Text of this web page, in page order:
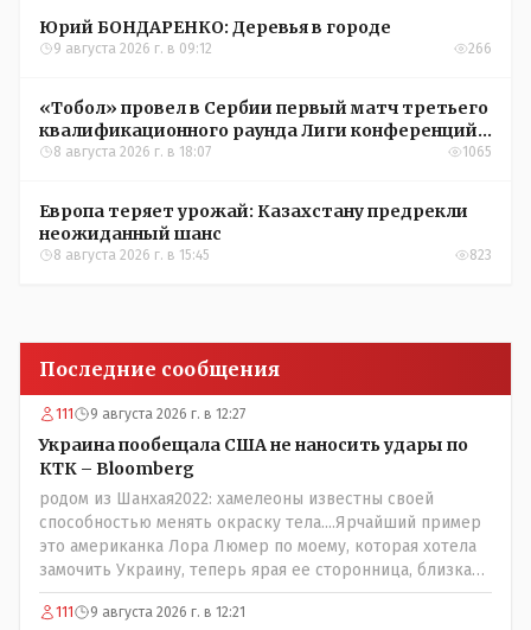
Юрий БОНДАРЕНКО: Деревья в городе
9 августа 2026 г. в 09:12 266
«Тобол» провел в Сербии первый матч третьего
квалификационного раунда Лиги конференций
УЕФА
8 августа 2026 г. в 18:07 1065
Европа теряет урожай: Казахстану предрекли
неожиданный шанс
8 августа 2026 г. в 15:45 823
Последние сообщения
111 9 августа 2026 г. в 12:27
Украина пообещала США не наносить удары по
КТК – Bloomberg
родом из Шанхая2022: хамелеоны известны своей
способностью менять окраску тела....Ярчайший пример
это американка Лора Люмер по моему, которая хотела
замочить Украину, теперь ярая ее сторонница, близкая
к Трампу. Ну и западные страны тем более, которые
предоставляли Зеленскому убежище, чтоб он бежал и
111 9 августа 2026 г. в 12:21